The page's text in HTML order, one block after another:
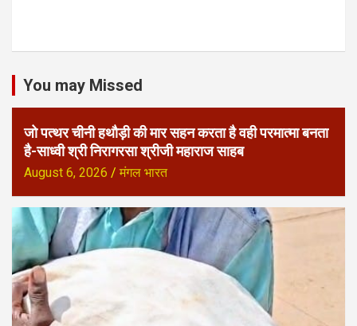
You may Missed
जो पत्थर चीनी हथौड़ी की मार सहन करता है वही परमात्मा बनता
है-साध्वी श्री निरागरसा श्रीजी महाराज साहब
August 6, 2026 मंगल भारत